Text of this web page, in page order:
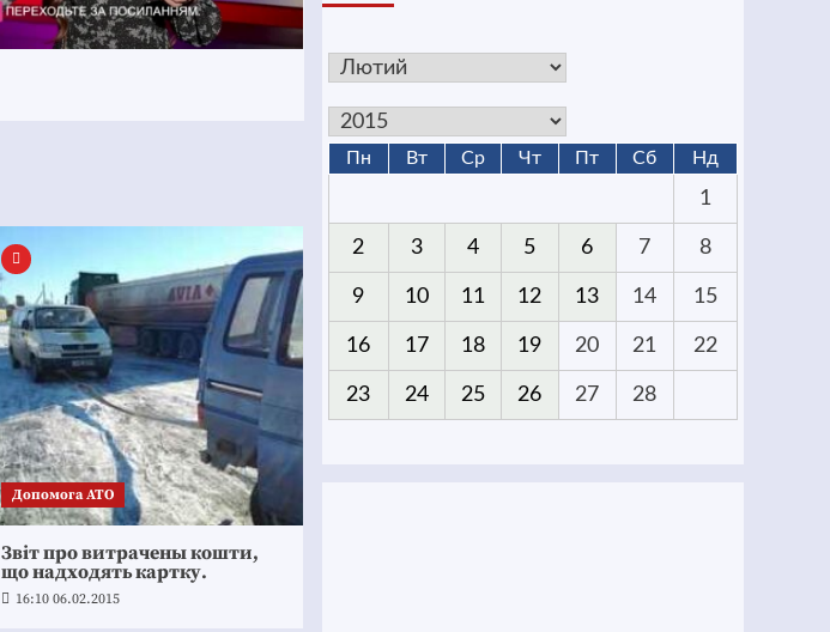
Допомога АТО
Звіт про витрачены кошти,
що надходять картку.
16:10 06.02.2015
Пн Вт Ср Чт Пт Сб Нд
1
2 3 4 5 6 7 8
9 10 11 12 13 14 15
16 17 18 19 20 21 22
23 24 25 26 27 28